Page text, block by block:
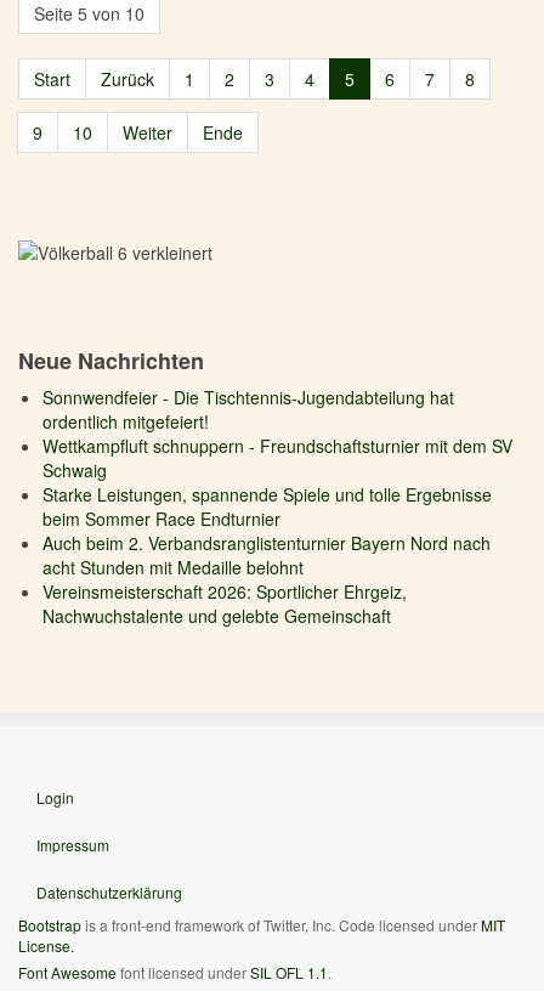
Seite 5 von 10
Start Zurück 1 2 3 4 5 6 7 8
9 10 Weiter Ende
Neue Nachrichten
Sonnwendfeier - Die Tischtennis-Jugendabteilung hat
ordentlich mitgefeiert!
Wettkampfluft schnuppern - Freundschaftsturnier mit dem SV
Schwaig
Starke Leistungen, spannende Spiele und tolle Ergebnisse
beim Sommer Race Endturnier
Auch beim 2. Verbandsranglistenturnier Bayern Nord nach
acht Stunden mit Medaille belohnt
Vereinsmeisterschaft 2026: Sportlicher Ehrgeiz,
Nachwuchstalente und gelebte Gemeinschaft
Login
Impressum
Datenschutzerklärung
Bootstrapis a front-end framework of Twitter, Inc. Code licensed underMIT
License.
Font Awesomefont licensed underSIL OFL 1.1.